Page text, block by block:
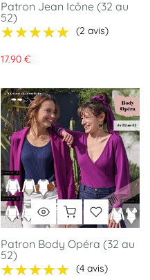
Patron Jean Icône (32 au
52)
★★★★★
★★★★★ (2 avis)
17.90 €
Patron Body Opéra (32 au
52)
★★★★★
★★★★★ (4 avis)